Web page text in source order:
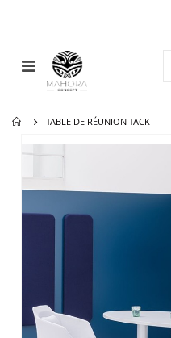
Affichage
navigation
TABLE DE RÉUNION TACK
la